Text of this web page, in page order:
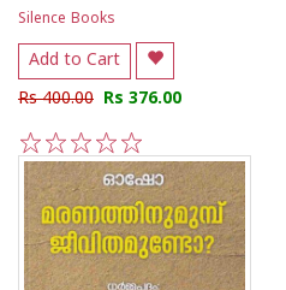
Silence Books
Add to Cart
Rs 400.00 Rs 376.00
5
4
3
2
1